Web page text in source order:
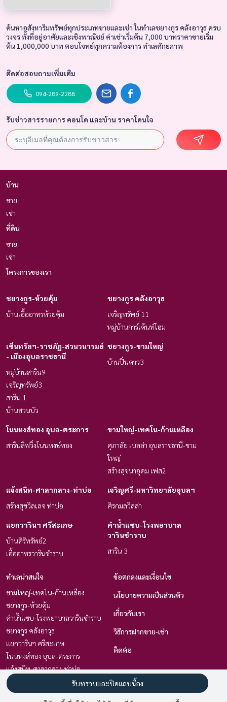
ค้นหาอสังหาริมทรัพย์ทุกประเภทขายและเช่า ในทำเลชยางกูร คลังอาวุธ ครบ
วงจร ทั้งที่อยู่อาศัยและเชิงพาณิชย์ ค่าเช่าเริ่มต้น 7,000 บาทราคาขายเริ่ม
ต้น 1,000,000 บาท ตอบโจทย์ทุกความต้องการ ทำเลศักยภาพ
ติดต่อสอบถามเพิ่มเติม
094-289-2288
รับข่าวสารรายการ คอนโด และบ้าน ราคาโดนใจ
บ้าน
ขาย
เช่า
ที่ดิน
ขาย
เช่า
โครงการของเรา
ชยางกูร-ห้วยคุ้ม
บ้านเอื้ออาทรห้วยคุ้ม
ชยางกูร คลังอาวุธ
เจริญทรัพย์ 11
หมู่บ้านการ์เด้น​ท์โฮม
เซ็นทรัลฯ-ราชภัฏ-สวนวนารมย์
- เมืองอุบลราชธานี
หมู่บ้านสาริน9
เจริญทรัพย์3
สาริน 1
บ้านสวนบัว
ชยางกูร-ขามใหญ่
บ้านปิ่นดาว3
โนนหงส์ทอง อุบล-ตระการ
สารินลิฟวิ่งโนนหงษ์ทอง
ขามใหญ่-เทคโน-ก้านเหลือง
ศุภาลัย เบลล่า อุบลราชธานี-ขาม
ใหญ่
สร้างสุขนาอุดม เฟส2
แจ้งสนิท-ศาลากลาง-ท่าบ่อ
สร้างสุขวิลเลจ ท่าบ่อ
เจริญศรี-มหาวิทยาลัยอุบลฯ
ศิรกมลวิลล่า
แยกวารินฯ ศรีสะเกษ
บ้านศิริทรัพย์2
เอื้ออาทรวารินชำราบ
คำน้ำแซบ-โรงพยาบาล
วารินชำราบ
สาริน 3
ทำเลน่าสนใจ
ขามใหญ่-เทคโน-ก้านเหลือง
ชยางกูร-ห้วยคุ้ม
คำน้ำแซบ-โรงพยาบาลวารินชำราบ
ชยางกูร คลังอาวุธ
แยกวารินฯ ศรีสะเกษ
โนนหงส์ทอง อุบล-ตระการ
แจ้งสนิท-ศาลากลาง-ท่าบ่อ
เซ็นทรัลฯ-ราชภัฏ-สวนวนารมย์ -
เมืองอุบลราชธานี
ข้อตกลงและเงื่อนไข
นโยบายความเป็นส่วนตัว
เกี่ยวกับเรา
วิธีการฝากขาย-เช่า
ติดต่อ
รับทราบและปิดแถบนี้ลง